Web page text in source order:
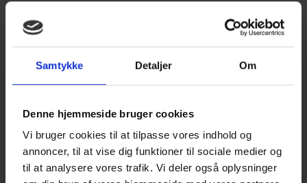
Samtykke Detaljer Om
Denne hjemmeside bruger cookies
Vi bruger cookies til at tilpasse vores indhold og
annoncer, til at vise dig funktioner til sociale medier og
til at analysere vores trafik. Vi deler også oplysninger
medarbejder, som den pårørende er tilknyttet.
2.6 Tv-overvågning
Som led i vores tv-overvågning på bl.a.
personer samt deres geografiske placering (tid
databeskyttelsesforordningens art. 6, stk. 1, litra f,
idet vi forfølger vores legitime interesse i at
overvåge byggepladser mv. som led i vores